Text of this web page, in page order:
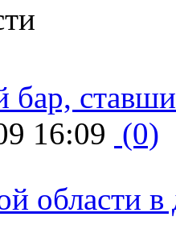
бар,
16:09 (0)
области в